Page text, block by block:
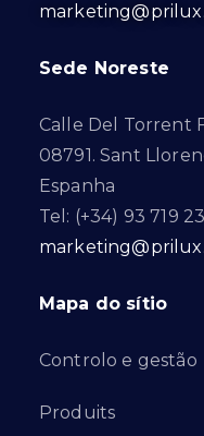
Sede Noreste
Calle Del Torrent
08791. Sant
Espanha
Tel: (+34) 93 719
Mapa do sítio
Controlo e gestão
Produits